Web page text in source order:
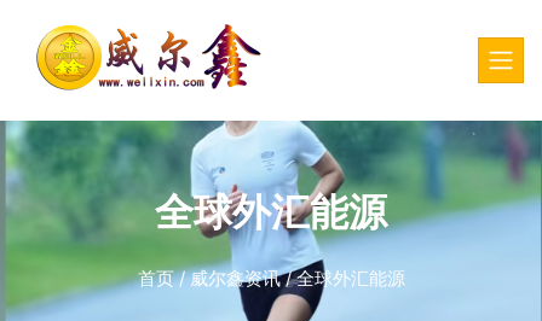
全球外汇能源
首页/威尔鑫资讯/全球外汇能源